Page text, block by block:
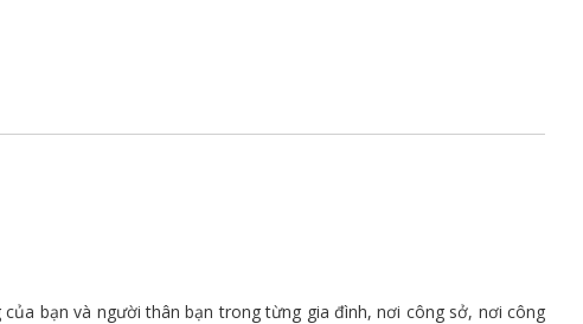
bạn và người thân bạn trong từng gia đình, nơi công sở, nơi công